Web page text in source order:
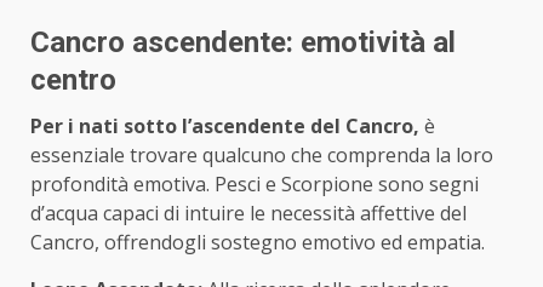
Cancro ascendente: emotività al
centro
Per i nati sotto l’ascendente del Cancro, è
essenziale trovare qualcuno che comprenda la loro
profondità emotiva. Pesci e Scorpione sono segni
d’acqua capaci di intuire le necessità affettive del
Cancro, offrendogli sostegno emotivo ed empatia.